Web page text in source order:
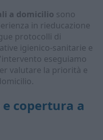
a domicilio sono
in rieducazione
protocolli di
igienico-sanitarie e
eseguiamo
valutare la priorità e
copertura a